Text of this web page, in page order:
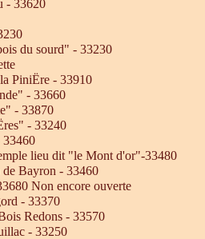
- 33620
du sourd" - 33230
PiniËre - 33910
- 33660
- 33870
- 33240
lieu dit "le Mont d'or"-33480
Bayron - 33460
Non encore ouverte
- 33370
Redons - 33570
- 33250